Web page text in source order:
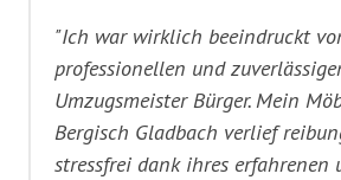
"Ich war wirklich beeindruckt
professionellen und
Umzugsmeister Bürger. Mein
Bergisch Gladbach verlief
stressfrei dank ihres erfahrenen